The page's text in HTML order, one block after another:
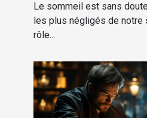
Le sommeil est sans
les plus négligés de notre
rôle...